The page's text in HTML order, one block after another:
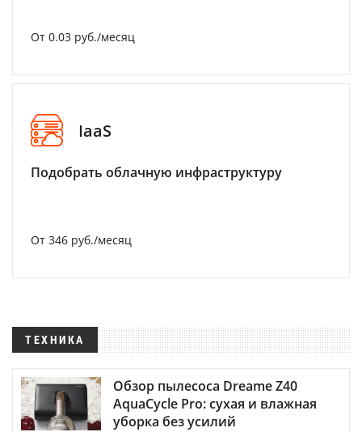
От 0.03 руб./месяц
IaaS
Подобрать облачную инфраструктуру
От 346 руб./месяц
ТЕХНИКА
Обзор пылесоса Dreame Z40
AquaCycle Pro: сухая и влажная
уборка без усилий